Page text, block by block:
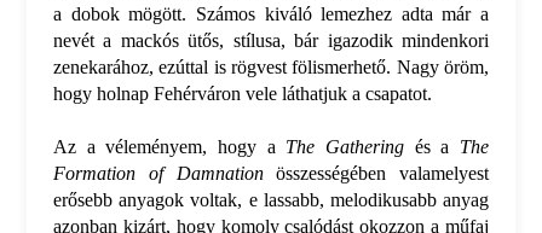
a dobok mögött. Számos kiváló lemezhez adta már a
nevét a mackós ütős, stílusa, bár igazodik mindenkori
zenekarához, ezúttal is rögvest fölismerhető. Nagy öröm,
hogy holnap Fehérváron vele láthatjuk a csapatot.
Az a véleményem, hogy a The Gathering és a The
Formation of Damnationösszességében valamelyest
erősebb anyagok voltak, e lassabb, melodikusabb anyag
azonban kizárt, hogy komoly csalódást okozzon a műfaj